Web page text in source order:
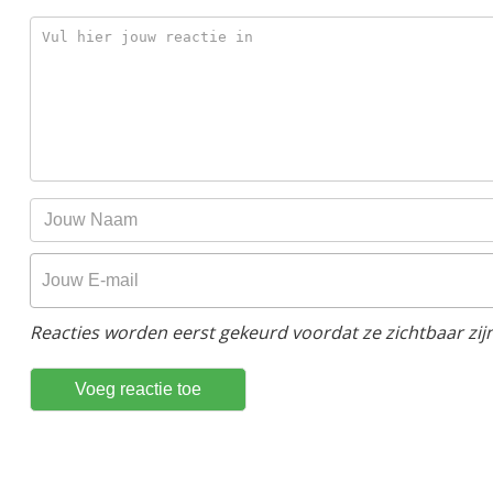
Reacties worden eerst gekeurd voordat ze zichtbaar